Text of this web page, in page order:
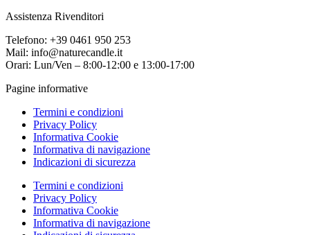
Assistenza Rivenditori
Telefono: +39 0461 950 253
Mail: info@naturecandle.it
Orari: Lun/Ven – 8:00-12:00 e 13:00-17:00
Pagine informative
Termini e condizioni
Privacy Policy
Informativa Cookie
Informativa di navigazione
Indicazioni di sicurezza
Termini e condizioni
Privacy Policy
Informativa Cookie
Informativa di navigazione